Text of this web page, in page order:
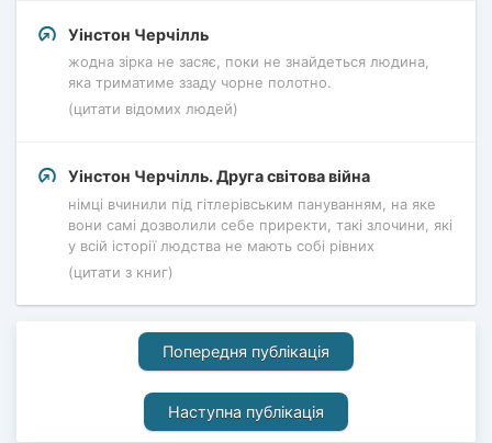
Уінстон Черчілль
жодна зірка не засяє, поки не знайдеться людина,
яка триматиме ззаду чорне полотно.
(цитати відомих людей)
Уінстон Черчілль. Друга світова війна
німці вчинили під гітлерівським пануванням, на яке
вони самі дозволили себе приректи, такі злочини, які
у всій історії людства не мають собі рівних
(цитати з книг)
Попередня публікація
Наступна публікація